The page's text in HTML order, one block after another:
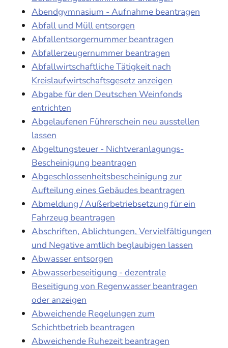
Abendgymnasium - Aufnahme beantragen
Abfall und Müll entsorgen
Abfallentsorgernummer beantragen
Abfallerzeugernummer beantragen
Abfallwirtschaftliche Tätigkeit nach
Kreislaufwirtschaftsgesetz anzeigen
Abgabe für den Deutschen Weinfonds
entrichten
Abgelaufenen Führerschein neu ausstellen
lassen
Abgeltungsteuer - Nichtveranlagungs-
Bescheinigung beantragen
Abgeschlossenheitsbescheinigung zur
Aufteilung eines Gebäudes beantragen
Abmeldung / Außerbetriebsetzung für ein
Fahrzeug beantragen
Abschriften, Ablichtungen, Vervielfältigungen
und Negative amtlich beglaubigen lassen
Abwasser entsorgen
Abwasserbeseitigung - dezentrale
Beseitigung von Regenwasser beantragen
oder anzeigen
Abweichende Regelungen zum
Schichtbetrieb beantragen
Abweichende Ruhezeit beantragen